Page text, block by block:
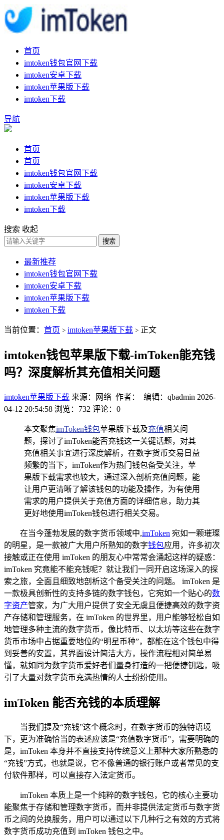
首页
imtoken钱包官网下载
imtoken安卓下载
imtoken苹果版下载
imtoken下载
导航
首页
首页
imtoken钱包官网下载
imtoken安卓下载
imtoken苹果版下载
imtoken下载
搜索 收起
搜索
最新推荐
imtoken钱包官网下载
imtoken安卓下载
imtoken苹果版下载
imtoken下载
当前位置： 首页 > imtoken苹果版下载 > 正文
imtoken钱包苹果版下载-imToken能充钱
吗？深度解析其充值相关问题
imtoken苹果版下载 来源：网络 作者： 编辑：qbadmin 2026-
04-12 20:54:58 浏览：732 评论：0
本文聚焦imToken钱包苹果版下载及充值相关问
题，探讨了imToken能否充钱这一关键话题，对其
充值相关事宜进行深度解析，在数字货币交易日益
频繁的当下，imToken作为热门钱包备受关注，苹
果版下载需求也较大，通过深入剖析充值问题，能
让用户更清晰了解该钱包的功能及操作，为有使用
需求的用户提供关于充值方面的详细信息，助力其
更好地使用imToken钱包进行相关交易。
在当今蓬勃发展的数字货币领域中,imToken 宛如一颗璀璨
的明星，是一款被广大用户所熟知的数字钱包应用，许多初次
接触或正在使用 imToken 的朋友心中常常会涌起这样的疑惑：
imToken 究竟能不能充钱呢？就让我们一同开启这场深入的探
索之旅，全面且细致地剖析这个备受关注的问题。 imToken 是
一款极具创新性的支持多链的数字钱包，它宛如一个贴心的数
字资产管家，为广大用户提供了安全无虞且便捷高效的数字资
产存储和管理服务，在 imToken 的世界里，用户能够轻松自如
地管理多种主流的数字货币，像比特币、以太坊等这些在数字
货币市场中占据重要地位的“明星币种”，都能在这个钱包中得
到妥善的安置，其界面设计简洁大方，操作流程相对简单易
懂，就如同为数字货币爱好者们量身打造的一把便捷钥匙，吸
引了大量对数字货币充满热情的人士纷纷使用。
imToken 能否充钱的本质理解
当我们提及“充钱”这个概念时，在数字货币的独特语境
下，更为准确恰当的表述应该是“充值数字货币”，需要明确的
是，imToken 本身并不直接支持传统意义上那种大家所熟悉的
“充钱”方式，也就是说，它不像普通的银行账户或者常见的支
付软件那样，可以直接存入法定货币。
imToken 本质上是一个纯粹的数字钱包，它的核心主要功
能聚焦于存储和管理数字货币，而并非提供法定货币与数字货
币之间的兑换服务，用户可以通过以下几种行之有效的方式将
数字货币成功充值到 imToken 钱包之中。